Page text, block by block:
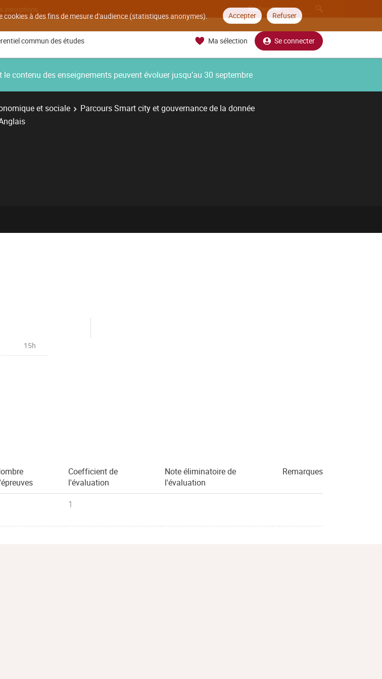
à des fins de mesure d'audience (statistiques anonymes). Accepter Refuser
inscriptions
commun des études Ma sélection Se connecter
contenu des enseignements peuvent évoluer jusqu’au 30 septembre
et sociale
Parcours Smart city et gouvernance de la donnée
15h
Coefficient de
l'évaluation
Note éliminatoire de
l'évaluation
Remarques
1